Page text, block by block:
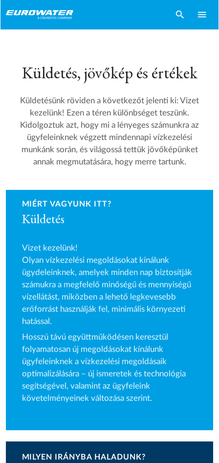
search menu
Küldetés, jövőkép és értékek
Küldetésünk röviden a következőt jelenti ki: Vizet
kezelünk! Ezen a téren különbséget teszünk.
Kidolgoztuk azt, hogy mi a lényeges számunkra az
ügyfeleinknek végzett mindennapi vízkezelési
munkánk során, és világossá tettük jövőképünket
annak megmutatására, hogy merre tartunk.
MIÉRT VAGYUNK ITT?
Küldetés
Vizet kezelünk!
Olyan vízkezelési megoldásokat kínálunk
ügydeleinknek, amelyek minden nap biztosítják
számukra a megfelelő minőségű és mennyiségű
vízellátást, miközben a lehető legkevesebb
erőforrást használják fel, minimális környezeti
hatással.
Hosszú távú együttműködésen keresztül
folyamatosan új megoldásokat kínálunk
ügyfeleinknek a vízkezelési megoldásaik
optimalizálására – új ismeretek és technológia
segítségével, valamint az ügyfeleink
követelményeinek változása szerint.
MILYEN IRÁNYBA HALADUNK?